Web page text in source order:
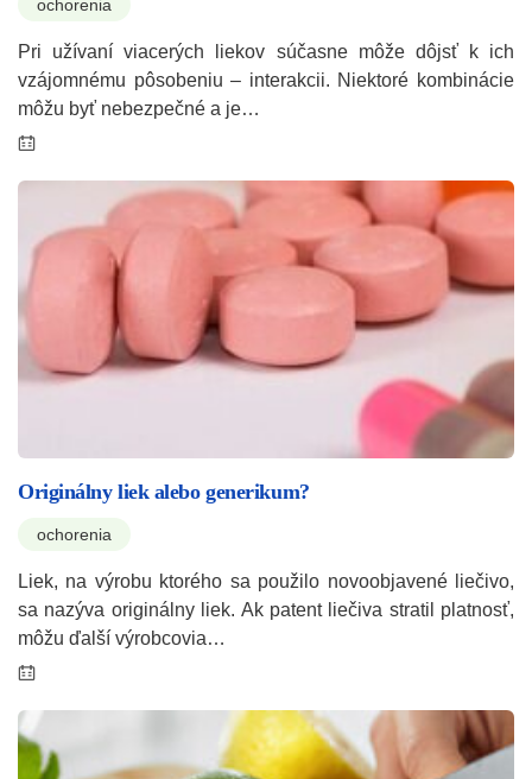
ochorenia
Pri užívaní viacerých liekov súčasne môže dôjsť k ich
vzájomnému pôsobeniu – interakcii. Niektoré kombinácie
môžu byť nebezpečné a je…
Originálny liek alebo generikum?
ochorenia
Liek, na výrobu ktorého sa použilo novoobjavené liečivo,
sa nazýva originálny liek. Ak patent liečiva stratil platnosť,
môžu ďalší výrobcovia…